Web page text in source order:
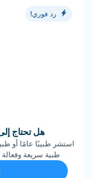
رد فوري!
هل تحتاج
استشر طبيبًا عامًا أو
طبية سريعة